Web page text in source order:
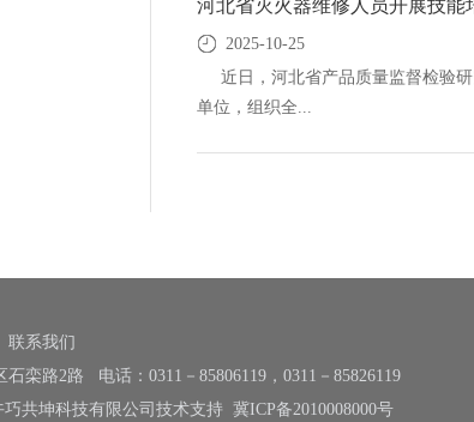
河北省灭火器维修人员开展技能
2025-10-25
近日，河北省产品质量监督检验研
单位，组织全...
联系我们
栾路2路 电话：0311－85806119，0311－85826119
巧共坤科技有限公司技术支持 冀ICP备2010008000号